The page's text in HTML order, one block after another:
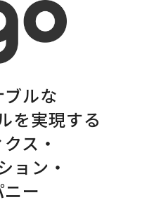
ブルな
を実現する
ス・
ョン・
ニー